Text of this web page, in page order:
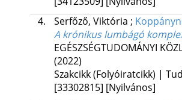
4.
Serfőző, Viktória ;
A krónikus lumbágó
EGÉSZSÉGTUDOMÁNYI
(2022)
Szakcikk (Folyóiratcikk) |
[33302815] [Nyilvános]